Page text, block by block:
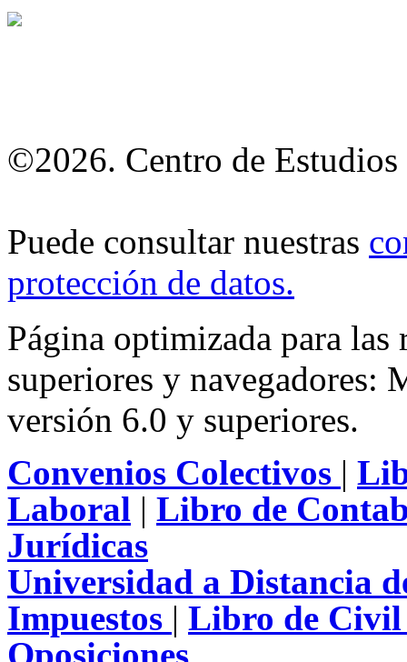
©2026. Centro de Estudios
Puede consultar nuestras
protección de datos.
Página optimizada para
superiores y
versión 6.0 y superiores.
Convenios Colectivos |
Laboral | Libro de
Jurídicas
Universidad a Distancia
Impuestos | Libro de